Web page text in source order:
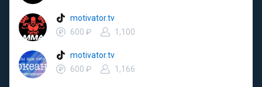
motivator.tv
600 ₽
1,100
motivator.tv
600 ₽
1,166